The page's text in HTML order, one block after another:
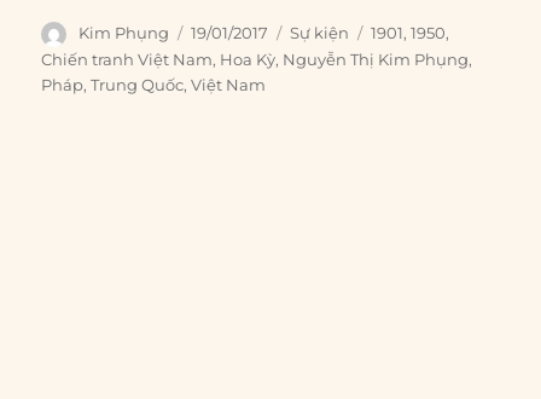
Author
Kim Phụng
Posted
on
19/01/2017 Categories
Sự kiện Tags
1901,1950,
Chiến tranh Việt Nam, Hoa Kỳ, Nguyễn Thị Kim Phụng,
Pháp,Trung Quốc,Việt Nam